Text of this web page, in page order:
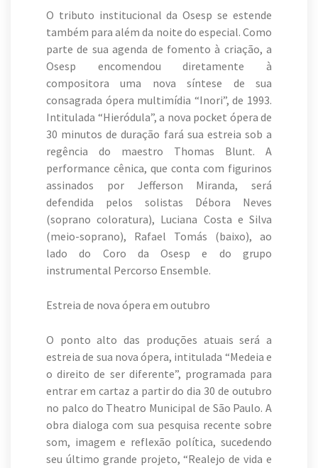
O tributo institucional da Osesp se estende
também para além da noite do especial. Como
parte de sua agenda de fomento à criação, a
Osesp encomendou diretamente à
compositora uma nova síntese de sua
consagrada ópera multimídia “Inori”, de 1993.
Intitulada “Hieródula”, a nova pocket ópera de
30 minutos de duração fará sua estreia sob a
regência do maestro Thomas Blunt. A
performance cênica, que conta com figurinos
assinados por Jefferson Miranda, será
defendida pelos solistas Débora Neves
(soprano coloratura), Luciana Costa e Silva
(meio-soprano), Rafael Tomás (baixo), ao
lado do Coro da Osesp e do grupo
instrumental Percorso Ensemble.
Estreia de nova ópera em outubro
O ponto alto das produções atuais será a
estreia de sua nova ópera, intitulada “Medeia e
o direito de ser diferente”, programada para
entrar em cartaz a partir do dia 30 de outubro
no palco do Theatro Municipal de São Paulo. A
obra dialoga com sua pesquisa recente sobre
som, imagem e reflexão política, sucedendo
seu último grande projeto, “Realejo de vida e